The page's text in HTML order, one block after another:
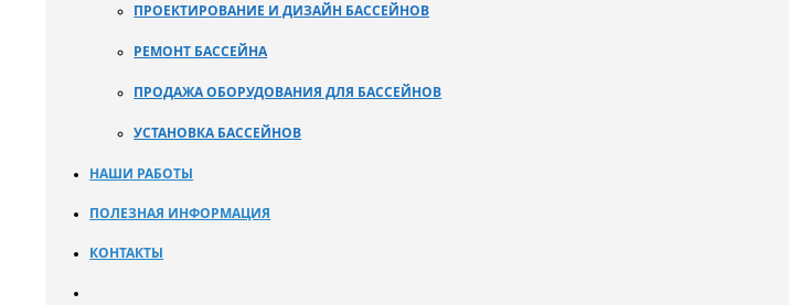
ПРОЕКТИРОВАНИЕ И ДИЗАЙН БАССЕЙНОВ
РЕМОНТ БАССЕЙНА
ПРОДАЖА ОБОРУДОВАНИЯ ДЛЯ БАССЕЙНОВ
УСТАНОВКА БАССЕЙНОВ
НАШИ РАБОТЫ
ПОЛЕЗНАЯ ИНФОРМАЦИЯ
КОНТАКТЫ